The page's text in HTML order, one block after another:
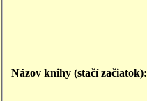
Názov knihy (stačí začiatok):